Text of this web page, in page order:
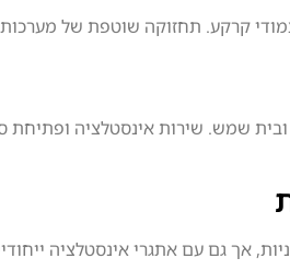
קרקע. תחזוקה שוטפת של מערכות
אך גם עם אתגרי אינסטלציה